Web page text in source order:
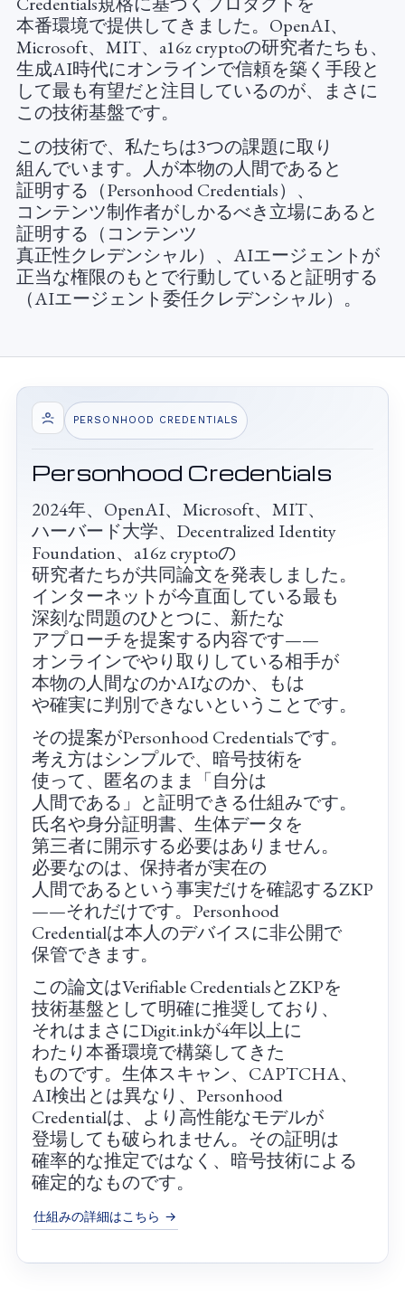
本番環境で​提供してきました。​OpenAI、​
Microsoft、​MIT、​a16z cryptoの​研究者たちも、​
生成AI時代に​オンラインで​信頼を​築く​手段と​
して​最も​有望だと​注目しているのが、​まさに​
この​技術基盤です。
この​技術で、​私たちは​3つの​課題に​取り​
組んでいます。​人が​本物の​人間であると​
証明する​（Personhood Credentials）、​
コンテンツ制作者が​しかるべき立場に​あると​
証明する​（コンテンツ​
真正性クレデンシャル）、​AIエージェントが​
正当な​権限のもとで​行動していると​証明する​
（AIエージェント委任クレデンシャル）。
PERSONHOOD CREDENTIALS
Personhood Credentials
2024年、​OpenAI、​Microsoft、​MIT、​
ハーバード大学、​Decentralized Identity
Foundation、​a16z cryptoの​
研究者たちが共同論文を​発表しました。​
インターネットが​今​直面している​最も​
深刻な​問題の​ひとつに、​新たな​
アプローチを​提案する​内容です——
オンラインで​やり​取りしている​相手が​
本物の​人間なのかAIなのか、​もは​
や確実に​判別できないと​いう​ことです。
その​提案が​Personhood Credentialsです。​
考え方は​シンプルで、​暗号技術を​
使って、​匿名のまま​「自分は​
人間である」と​証明できる​仕組みです。​
氏名や​身分証明書、​生体​データを​
第三者に​開示する​必要は​ありません。​
必要なのは、​保持者が​実在の​
人間であると​いう​事実だけを​確認する​ZKP
——それだけです。​Personhood
Credentialは​本人の​デバイスに​非公開で​
保管できます。
この​論文は​Verifiable Credentialsと​ZKPを​
技術基盤と​して​明確に​推奨しており、​
それは​まさに​Digit.inkが​4年以上に​
わたり本番環境で​構築してきた​
ものです。​生体スキャン、​CAPTCHA、​
AI検出とは​異なり、​Personhood
Credentialは、​より​高性能な​モデルが​
登場しても​破られません。​その​証明は​
確率的な​推定ではなく、​暗号技術に​よる​
確定的な​ものです。
仕組みの​詳細は​こちら →